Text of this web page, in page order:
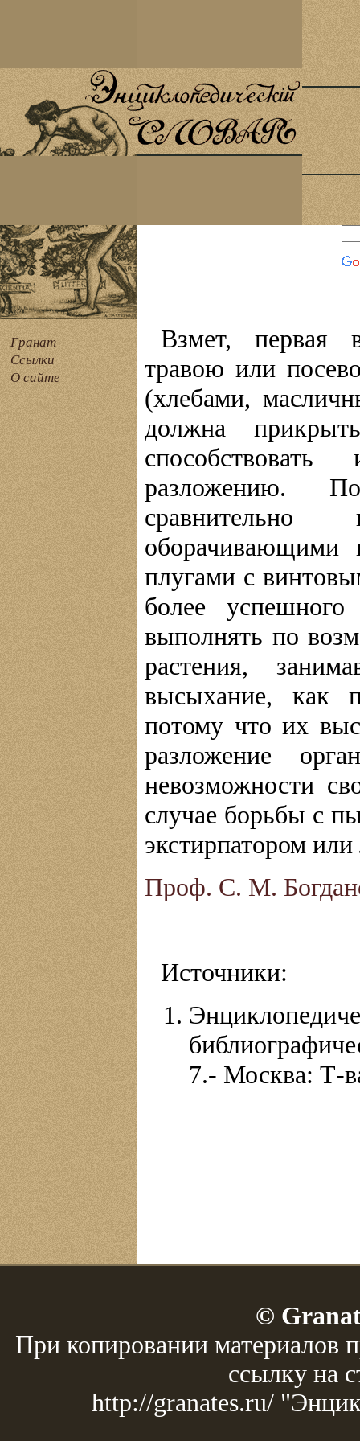
Гранат
Ссылки
О сайте
Взмет, первая
травою или
(хлебами,
должна
разложению.
оборачивающими
плугами с
более
выполнять по
растения,
высыхание, как
потому что их
разложение
невозможности
случае борьбы с
экстирпатором
Проф. С. М.
Источники:
7.- Москва: Т-
©
При копировании материалов
ссылку на
http://granates.ru/